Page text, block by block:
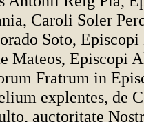
Caroli Soler
Soto,
Mateos, Episcopi
Fratrum in
explentes, de
auctoritate